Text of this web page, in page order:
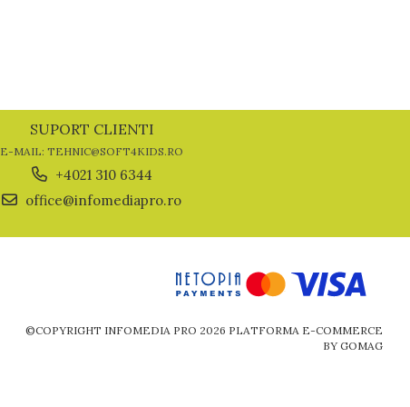
SUPORT CLIENTI
E-MAIL: TEHNIC@SOFT4KIDS.RO
+4021 310 6344
office@infomediapro.ro
©COPYRIGHT INFOMEDIA PRO 2026 PLATFORMA E-COMMERCE
BY GOMAG